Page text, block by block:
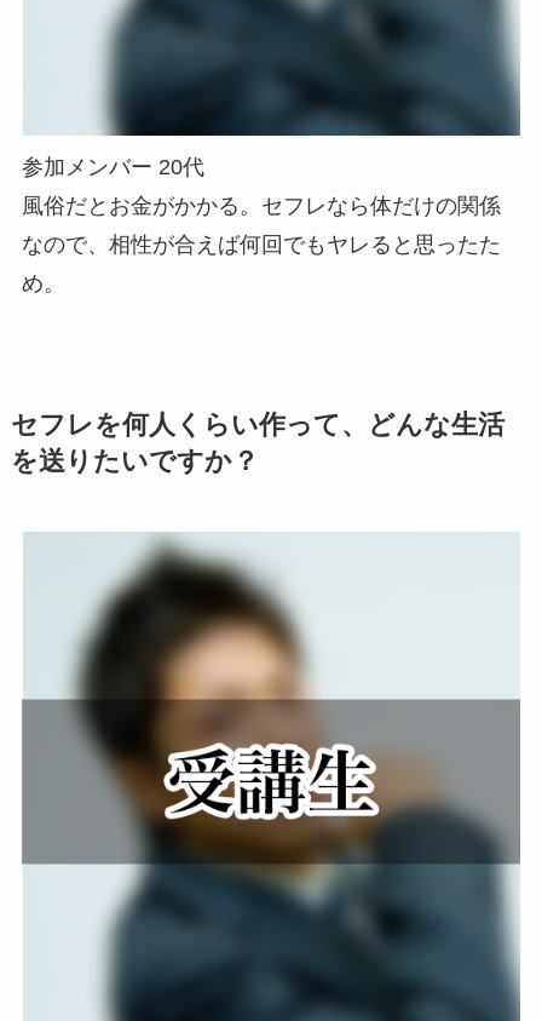
参加メンバー 20代
風俗だとお金がかかる。セフレなら体だけの関係
なので、相性が合えば何回でもヤレると思ったた
め。
セフレを何人くらい作って、どんな生活
を送りたいですか？